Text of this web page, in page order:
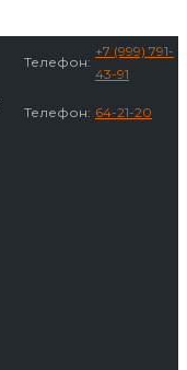
Телефон:
+7 (999) 791-
43-91
Телефон: 64-21-20